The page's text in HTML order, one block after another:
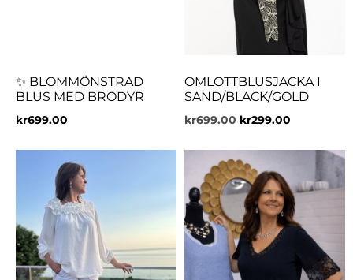
✨ BLOMMÖNSTRAD
BLUS MED BRODYR
kr699.00
OMLOTTBLUSJACKA I
SAND/BLACK/GOLD
kr699.00 kr299.00